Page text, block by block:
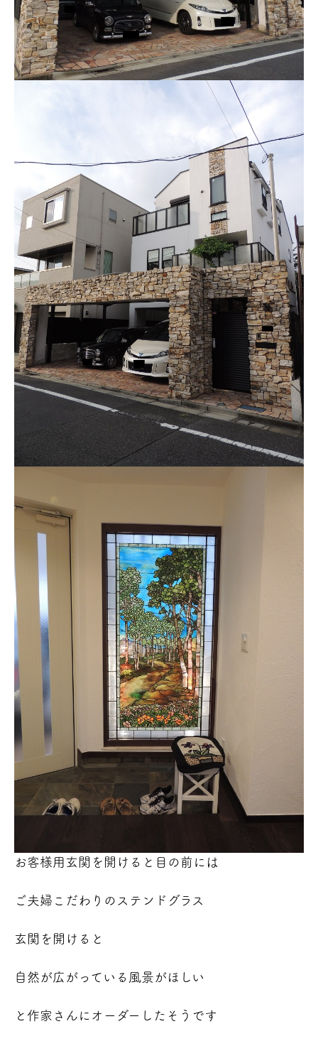
お客様用玄関を開けると目の前には
ご夫婦こだわりのステンドグラス
玄関を開けると
自然が広がっている風景がほしい
と作家さんにオーダーしたそうです